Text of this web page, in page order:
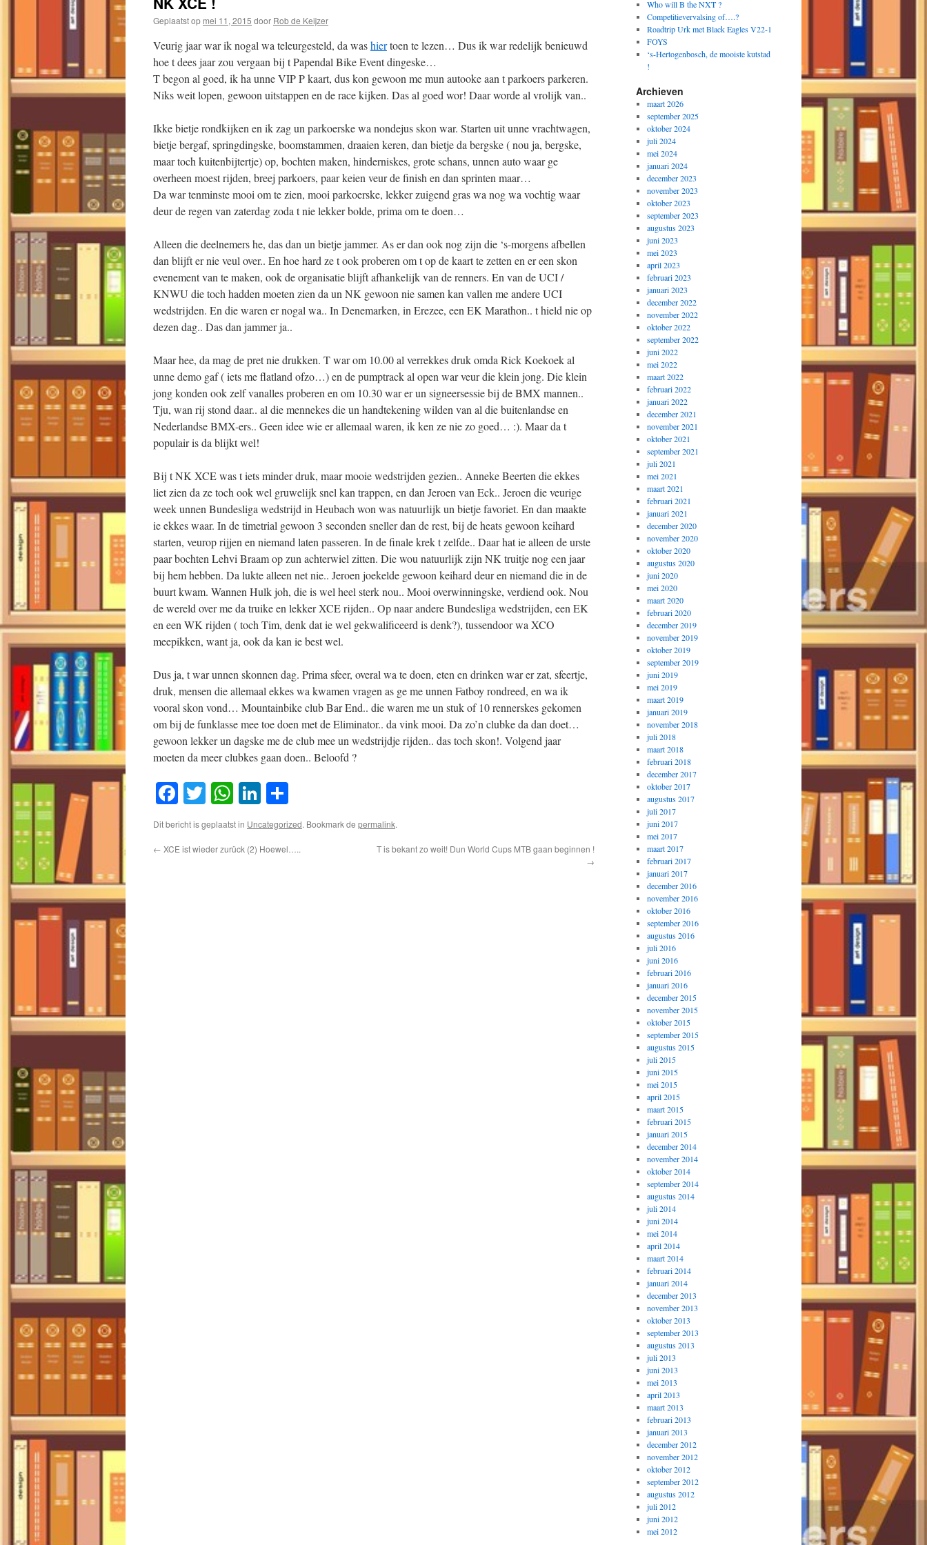
Geplaatst op mei 11, 2015 door Rob de Keijzer
Veurig jaar war ik nogal wa teleurgesteld, da washiertoen te lezen… Dus ik war redelijk benieuwd
hoe t dees jaar zou vergaan bij t Papendal Bike Event dingeske…
T begon al goed, ik ha unne VIP P kaart, dus kon gewoon me mun autooke aan t parkoers parkeren.
Niks weit lopen, gewoon uitstappen en de race kijken. Das al goed wor! Daar worde al vrolijk van..
Ikke bietje rondkijken en ik zag un parkoerske wa nondejus skon war. Starten uit unne vrachtwagen,
bietje bergaf, springdingske, boomstammen, draaien keren, dan bietje da bergske ( nou ja, bergske,
maar toch kuitenbijtertje) op, bochten maken, hinderniskes, grote schans, unnen auto waar ge
overheen moest rijden, breej parkoers, paar keien veur de finish en dan sprinten maar…
Da war tenminste mooi om te zien, mooi parkoerske, lekker zuigend gras wa nog wa vochtig waar
deur de regen van zaterdag zoda t nie lekker bolde, prima om te doen…
Alleen die deelnemers he, das dan un bietje jammer. As er dan ook nog zijn die ‘s-morgens afbellen
dan blijft er nie veul over.. En hoe hard ze t ook proberen om t op de kaart te zetten en er een skon
evenement van te maken, ook de organisatie blijft afhankelijk van de renners. En van de UCI /
KNWU die toch hadden moeten zien da un NK gewoon nie samen kan vallen me andere UCI
wedstrijden. En die waren er nogal wa.. In Denemarken, in Erezee, een EK Marathon.. t hield nie op
dezen dag.. Das dan jammer ja..
Maar hee, da mag de pret nie drukken. T war om 10.00 al verrekkes druk omda Rick Koekoek al
unne demo gaf ( iets me flatland ofzo…) en de pumptrack al open war veur die klein jong. Die klein
jong konden ook zelf vanalles proberen en om 10.30 war er un signeersessie bij de BMX mannen..
Tju, wan rij stond daar.. al die mennekes die un handtekening wilden van al die buitenlandse en
Nederlandse BMX-ers.. Geen idee wie er allemaal waren, ik ken ze nie zo goed… :). Maar da t
populair is da blijkt wel!
Bij t NK XCE was t iets minder druk, maar mooie wedstrijden gezien.. Anneke Beerten die ekkes
liet zien da ze toch ook wel gruwelijk snel kan trappen, en dan Jeroen van Eck.. Jeroen die veurige
week unnen Bundesliga wedstrijd in Heubach won was natuurlijk un bietje favoriet. En dan maakte
ie ekkes waar. In de timetrial gewoon 3 seconden sneller dan de rest, bij de heats gewoon keihard
starten, veurop rijjen en niemand laten passeren. In de finale krek t zelfde.. Daar hat ie alleen de urste
paar bochten Lehvi Braam op zun achterwiel zitten. Die wou natuurlijk zijn NK truitje nog een jaar
bij hem hebben. Da lukte alleen net nie.. Jeroen joekelde gewoon keihard deur en niemand die in de
buurt kwam. Wannen Hulk joh, die is wel heel sterk nou.. Mooi overwinningske, verdiend ook. Nou
de wereld over me da truike en lekker XCE rijden.. Op naar andere Bundesliga wedstrijden, een EK
en een WK rijden ( toch Tim, denk dat ie wel gekwalificeerd is denk?), tussendoor wa XCO
meepikken, want ja, ook da kan ie best wel.
Dus ja, t war unnen skonnen dag. Prima sfeer, overal wa te doen, eten en drinken war er zat, sfeertje,
druk, mensen die allemaal ekkes wa kwamen vragen as ge me unnen Fatboy rondreed, en wa ik
vooral skon vond… Mountainbike club Bar End.. die waren me un stuk of 10 rennerskes gekomen
om bij de funklasse mee toe doen met de Eliminator.. da vink mooi. Da zo’n clubke da dan doet…
gewoon lekker un dagske me de club mee un wedstrijdje rijden.. das toch skon!. Volgend jaar
moeten da meer clubkes gaan doen.. Beloofd ?
Facebook
TwitterWhatsApp
LinkedIn
Dit bericht is geplaatst in Uncategorized. Bookmark de permalink.
← XCE ist wieder zurück (2) Hoewel…..
T is bekant zo weit! Dun World Cups MTB gaan beginnen !
→
Who will B the NXT ?
Competitievervalsing of….?
Roadtrip Urk met Black Eagles V22-1
FOYS
‘s-Hertogenbosch, de mooiste kutstad
!
Archieven
maart 2026
september 2025
oktober 2024
juli 2024
mei 2024
januari 2024
december 2023
november 2023
oktober 2023
september 2023
augustus 2023
juni 2023
mei 2023
april 2023
februari 2023
januari 2023
december 2022
november 2022
oktober 2022
september 2022
juni 2022
mei 2022
maart 2022
februari 2022
januari 2022
december 2021
november 2021
oktober 2021
september 2021
juli 2021
mei 2021
maart 2021
februari 2021
januari 2021
december 2020
november 2020
oktober 2020
augustus 2020
juni 2020
mei 2020
maart 2020
februari 2020
december 2019
november 2019
oktober 2019
september 2019
juni 2019
mei 2019
maart 2019
januari 2019
november 2018
juli 2018
maart 2018
februari 2018
december 2017
oktober 2017
augustus 2017
juli 2017
juni 2017
mei 2017
maart 2017
februari 2017
januari 2017
december 2016
november 2016
oktober 2016
september 2016
augustus 2016
juli 2016
juni 2016
februari 2016
januari 2016
december 2015
november 2015
oktober 2015
september 2015
augustus 2015
juli 2015
juni 2015
mei 2015
april 2015
maart 2015
februari 2015
januari 2015
december 2014
november 2014
oktober 2014
september 2014
augustus 2014
juli 2014
juni 2014
mei 2014
april 2014
maart 2014
februari 2014
januari 2014
december 2013
november 2013
oktober 2013
september 2013
augustus 2013
juli 2013
juni 2013
mei 2013
april 2013
maart 2013
februari 2013
januari 2013
december 2012
november 2012
oktober 2012
september 2012
augustus 2012
juli 2012
juni 2012
mei 2012